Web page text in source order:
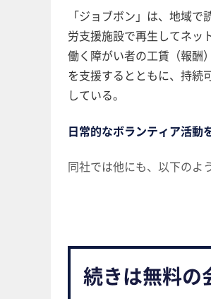
「ジョブボン」は、地域
労支援施設で再生してネッ
働く障がい者の工賃（報酬
を支援するとともに、持続
している。
日常的なボランティア活動
同社では他にも、以下のよ
続きは無料の